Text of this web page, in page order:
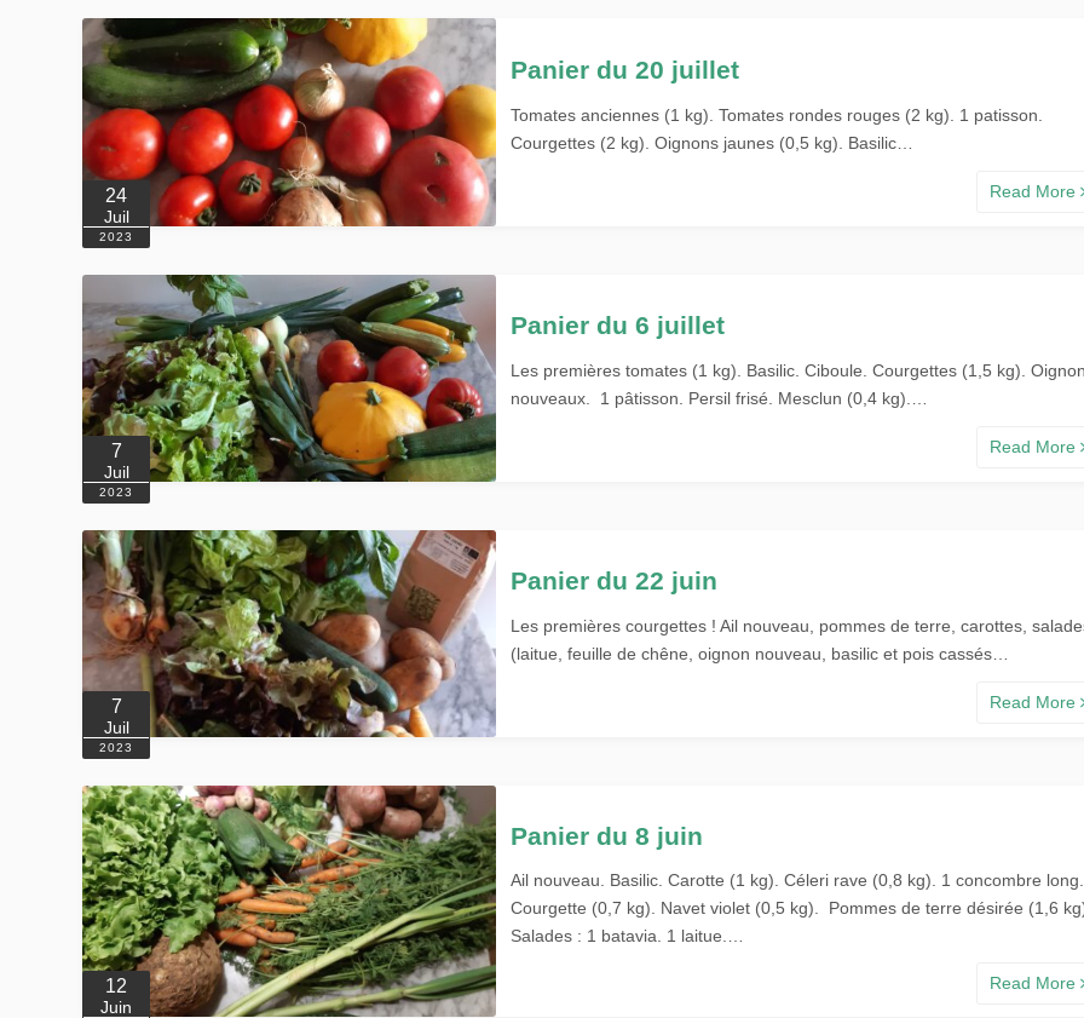
24
Juil
2023
Panier du 20 juillet
Tomates anciennes (1 kg). Tomates rondes rouges (2 kg). 1 patisson.
Courgettes (2 kg). Oignons jaunes (0,5 kg). Basilic…
Read More
7
Juil
2023
Panier du 6 juillet
Les premières tomates (1 kg). Basilic. Ciboule. Courgettes (1,5 kg).
nouveaux. 1 pâtisson. Persil frisé. Mesclun (0,4 kg).…
Read More
7
Juil
2023
Panier du 22 juin
Les premières courgettes ! Ail nouveau, pommes de terre, carottes,
(laitue, feuille de chêne, oignon nouveau, basilic et pois cassés…
Read More
12
Juin
Panier du 8 juin
Ail nouveau. Basilic. Carotte (1 kg). Céleri rave (0,8 kg). 1 concombre long.
Courgette (0,7 kg). Navet violet (0,5 kg). Pommes de terre désirée (1,6
Salades : 1 batavia. 1 laitue.…
Read More